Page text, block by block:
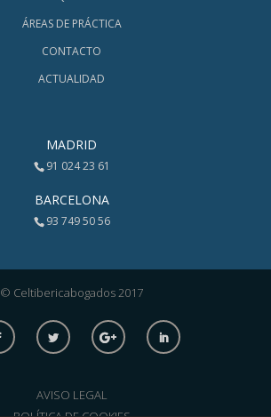
ÁREAS DE PRÁCTICA
CONTACTO
ACTUALIDAD
MADRID
91 024 23 61
BARCELONA
93 749 50 56
© Celtibericabogados 2017
AVISO LEGAL